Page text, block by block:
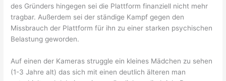
des Gründers hingegen sei die Plattform finanziell nicht mehr
tragbar. Außerdem sei der ständige Kampf gegen den
Missbrauch der Plattform für ihn zu einer starken psychischen
Belastung geworden.
Auf einen der Kameras struggle ein kleines Mädchen zu sehen
(1-3 Jahre alt) das sich mit einen deutlich älteren man